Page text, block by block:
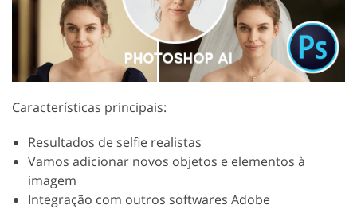
Características principais:
Resultados de selfie realistas
Vamos adicionar novos objetos e elementos à
imagem
Integração com outros softwares Adobe